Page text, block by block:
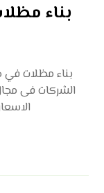
بناء مظلات
بناء مظلات
الشركات فى